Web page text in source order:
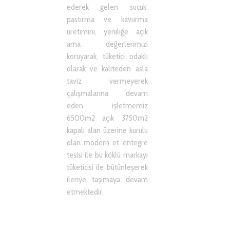
ederek gelen sucuk,
pastırma ve kavurma
üretimini, yeniliğe açık
ama değerlerimizi
koruyarak, tüketici odaklı
olarak ve kaliteden asla
taviz vermeyerek
çalışmalarına devam
eden işletmemiz
6500m2 açık 3750m2
kapalı alan üzerine kurulu
olan modern et entegre
tesisi ile bu köklü markayı
tüketicisi ile bütünleşerek
ileriye taşımaya devam
etmektedir.